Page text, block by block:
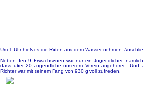
Um 1 Uhr hieß es die Ruten aus dem Wasser nehmen.
Neben den 9 Erwachsenen war nur ein Jugendlicher,
dass über 20 Jugendliche unserem Verein angehören.
Richter war mit seinem Fang von 930 g voll zufrieden.